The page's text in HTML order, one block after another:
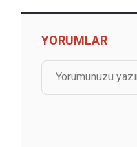
YORUMLAR